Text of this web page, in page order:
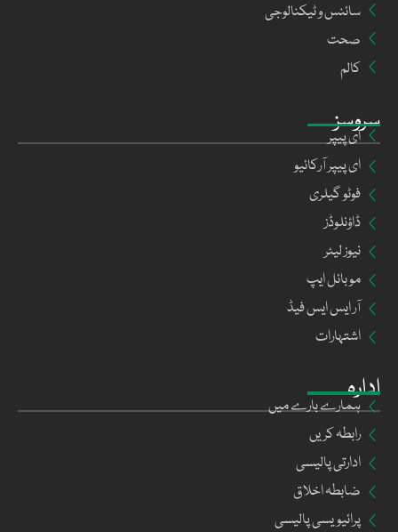
ادارہ
ہمارے بارے میں
رابطہ کریں
ادارتی پالیسی
ضابطہ اخلاق
پرائیویسی پالیسی
سروسز
ای پیپر
ای پیپر آرکائیو
فوٹو گیلری
ڈاؤنلوڈز
نیوز لیٹر
موبائل ایپ
آر ایس ایس فیڈ
اشتہارات
سائنس و ٹیکنالوجی
صحت
کالم